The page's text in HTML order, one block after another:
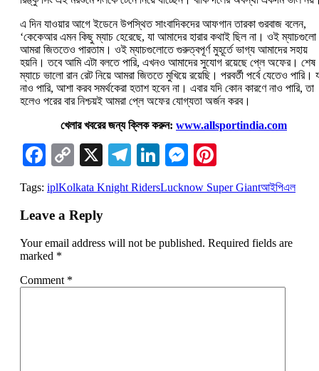
এ দিন যাওয়ার আগে ইডেনে উপস্থিত সাংবাদিকদের আফগান তারকা গুরবাজ বলেন,
‘কেকেআর এমন কিছু ম্যাচ হেরেছে, যা আমাদের হারার কথাই ছিল না। ওই ম্যাচগুলো
আমরা জিততেও পারতাম। ওই ম্যাচগুলোতে গুরুত্বপূর্ণ মুহূর্তে ভাগ্য আমাদের সহায়
হয়নি। তবে আমি এটা বলতে পারি, এখনও আমাদের সুযোগ রয়েছে প্লে অফের। শেষ
ম্যাচে ভালো রান রেট নিয়ে আমরা জিততে মুখিয়ে রয়েছি। পরবর্তী পর্বে যেতেও পারি।
নাও পারি, আশা করব সমর্থকেরা হতাশ হবেন না। এবার যদি কোন কারণে নাও পারি, তা
হলেও পরের বার নিশ্চয়ই আমরা প্লে অফের যোগ্যতা অর্জন করব।
খেলার খবরের জন্য ক্লিক করুন: www.allsportindia.com
Facebook
Copy
Link
X Telegram
LinkedIn
Messenger
Tags: iplKolkata Knight RidersLucknow Super Giantআইপিএল
Leave a Reply
Your email address will not be published. Required fields are
marked *
Comment *